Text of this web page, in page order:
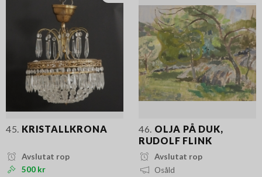
45. KRISTALLKRONA
Avslutat rop
500 kr
46. OLJA PÅ DUK,
RUDOLF FLINK
Avslutat rop
Osåld